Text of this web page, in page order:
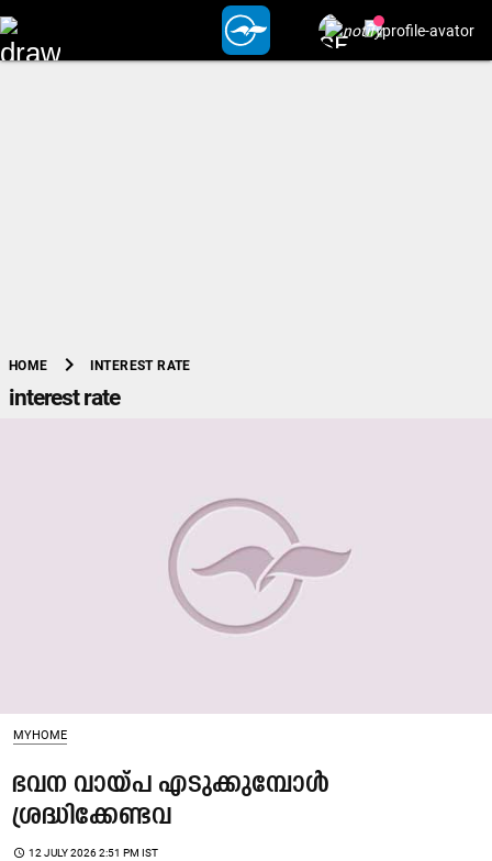
HOME chevron_right INTEREST RATE
interest rate
MYHOME
ഭവന വായ്പ എടുക്കുമ്പോൾ
ശ്രദ്ധിക്കേണ്ടവ
access_time 12 JULY 2026 2:51 PM IST